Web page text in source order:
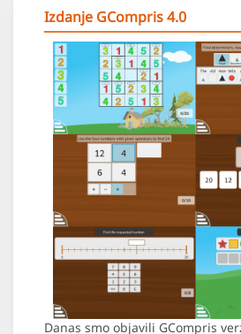
Izdanje GCompris 4.0
Danas smo objavili GCompris